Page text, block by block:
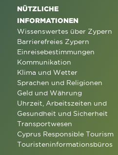
NÜTZLICHE
INFORMATIONEN
Wissenswertes über Zypern
Barrierefreies Zypern
Einreisebestimmungen
Kommunikation
Klima und Wetter
Sprachen und Religionen
Geld und Währung
Uhrzeit, Arbeitszeiten und
Gesundheit und Sicherheit
Transportwesen
Cyprus Responsible Tourism
Touristeninformationsbüros